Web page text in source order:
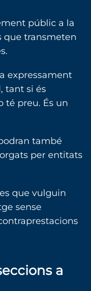
públic a la
que transmeten
expressament
tant si és
té preu. És un
també
per entitats
que vulguin
sense
a